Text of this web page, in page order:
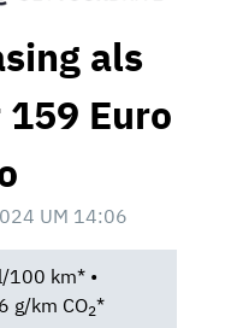
als
Euro
UM 14:06
100 km* •
g/km CO2*